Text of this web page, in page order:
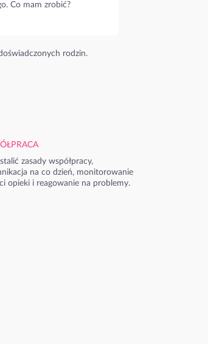
Co mam zrobić?
rodzin.
zasady współpracy,
na co dzień, monitorowanie
opieki i reagowanie na problemy.